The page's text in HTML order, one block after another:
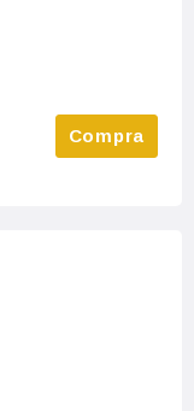
Compra